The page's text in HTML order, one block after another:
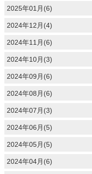
2025年01月(6)
2024年12月(4)
2024年11月(6)
2024年10月(3)
2024年09月(6)
2024年08月(6)
2024年07月(3)
2024年06月(5)
2024年05月(5)
2024年04月(6)